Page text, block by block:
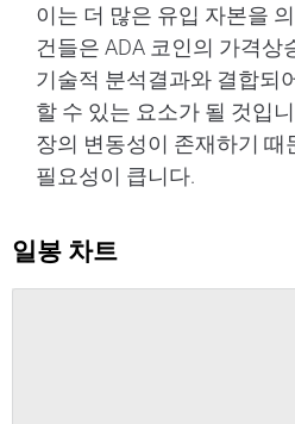
이는 더 많은 유입 자본을
건들은 ADA 코인의 가격상
기술적 분석결과와 결합되
할 수 있는 요소가 될 것입
장의 변동성이 존재하기
필요성이 큽니다.
일봉 차트